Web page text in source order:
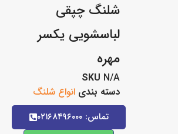
شلنگ چپقی
لباسشویی یکسر
انواع شلنگ